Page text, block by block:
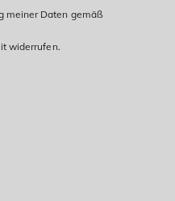
meiner Daten gemäß
widerrufen.